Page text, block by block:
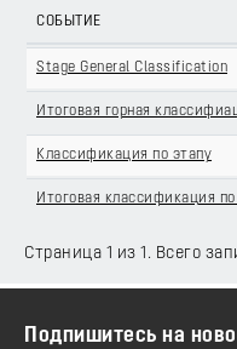
СОБЫТИЕ
Stage General Classification
Итоговая горная
Классификация по этапу
Итоговая классификация
Страница 1 из 1. Всего
Подпишитесь на